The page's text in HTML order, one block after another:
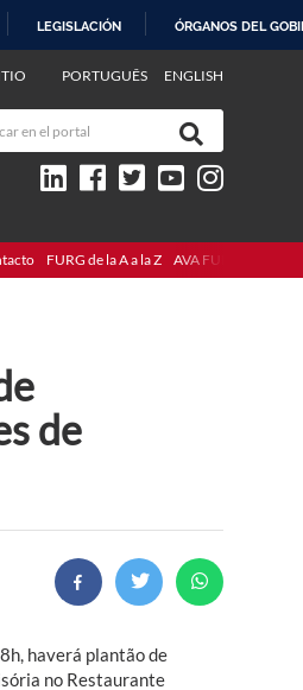
LEGISLACIÓN ÓRGANOS DEL
PORTUGUÊS ENGLISH
FURG de la A a la Z AVA FURG
de
haverá plantão de
no Restaurante